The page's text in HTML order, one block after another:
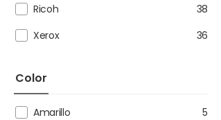
Ricoh
38
Xerox
36
Color
Amarillo
5